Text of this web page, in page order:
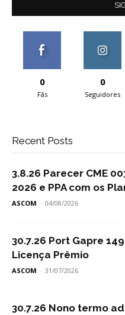
0
Fãs
0
Seguidores
Recent Posts
3.8.26 Parecer CME
2026 e PPA com os
ASCOM - 04/08/2026
30.7.26 Port Gapre
Licença Prêmio
ASCOM - 31/07/2026
30.7.26 Nono termo